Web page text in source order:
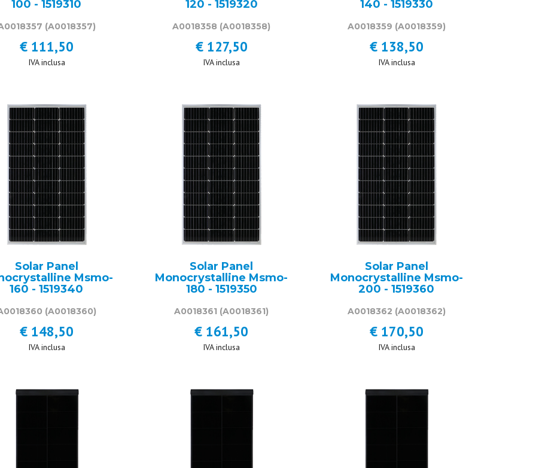
100 - 1519310
(A0018357)
€ 111,50
IVA inclusa
120 - 1519320
A0018358 (A0018358)
€ 127,50
IVA inclusa
140 - 1519330
A0018359 (A0018359)
€ 138,50
IVA inclusa
Solar Panel
Msmo-
160 - 1519340
(A0018360)
€ 148,50
IVA inclusa
Solar Panel
Monocrystalline Msmo-
180 - 1519350
A0018361 (A0018361)
€ 161,50
IVA inclusa
Solar Panel
Monocrystalline Msmo-
200 - 1519360
A0018362 (A0018362)
€ 170,50
IVA inclusa